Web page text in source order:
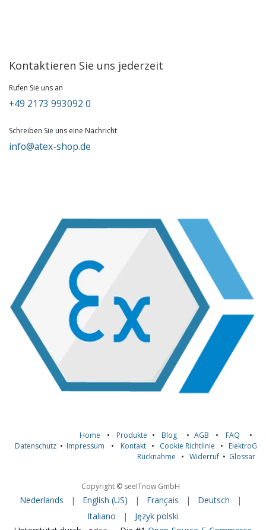
Kontaktieren Sie uns jederzeit
Rufen Sie uns an
+49 2173 993092 0
Schreiben Sie uns eine Nachricht
info@atex-shop.de
Home • Produkte • Blog • AGB • FAQ
•
Datenschutz • Impressum • Kontakt • Cookie Richtlinie • ElektroG
Rücknahme • Widerruf • Glossar
Copyright © seeITnow GmbH
Nederlands | English (US) | Français | Deutsch
|
Italiano
|
Język polski